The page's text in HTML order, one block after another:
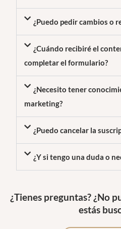
¿Puedo pedir cambios o
¿Cuándo recibiré el
completar el formulario?
¿Necesito tener
marketing?
¿Puedo cancelar la
¿Y si tengo una duda o
¿Tienes preguntas? ¿No
estás